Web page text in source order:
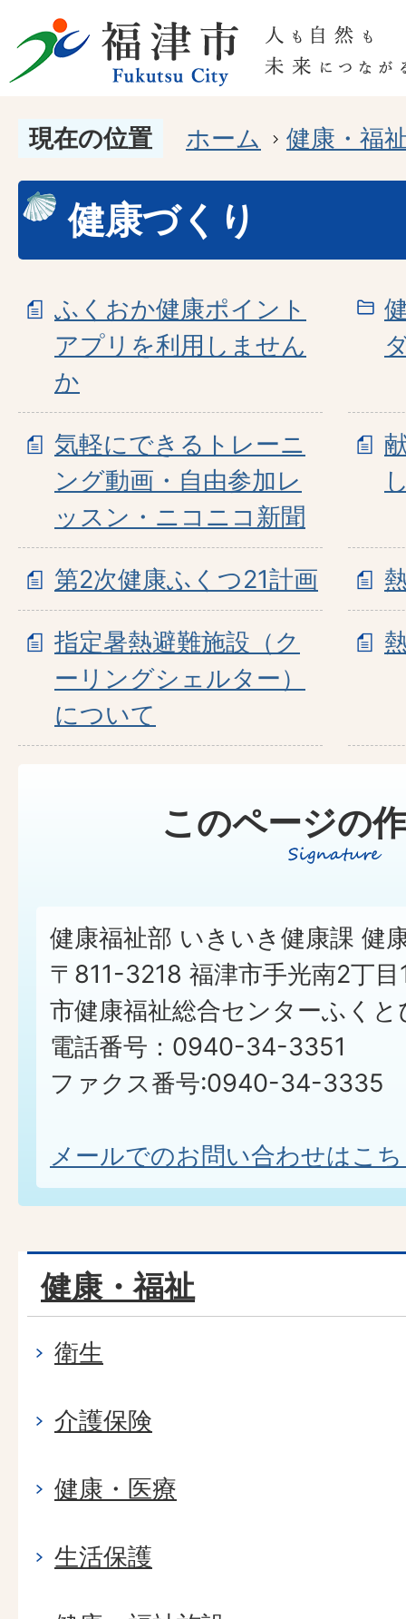
現在の位置 ホーム 健康・福
健康づくり
ふくおか健康ポイント
アプリを利用しません
か
気軽にできるトレーニ
ング動画・自由参加レ
ッスン・ニコニコ新聞
第2次健康ふくつ21計画
指定暑熱避難施設（ク
ーリングシェルター）
について
このページの
健康福祉部 いきいき健康課 健
〒811-3218 福津市手光南2丁目
市健康福祉総合センターふく
電話番号：0940-34-3351
ファクス番号:0940-34-3335
メールでのお問い合わせはこ
健康・福祉
衛生
介護保険
健康・医療
生活保護